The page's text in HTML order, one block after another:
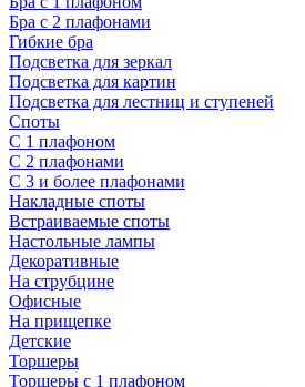
Бра с 2 плафонами
Гибкие бра
Подсветка для зеркал
Подсветка для картин
Подсветка для лестниц и ступеней
Споты
С 1 плафоном
С 2 плафонами
С 3 и более плафонами
Накладные споты
Встраиваемые споты
Настольные лампы
Декоративные
На струбцине
Офисные
На прищепке
Детские
Торшеры
Торшеры с 1 плафоном